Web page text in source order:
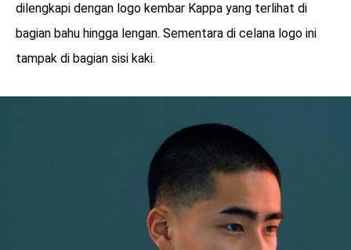
dilengkapi dengan logo kembar Kappa yang terlihat di
bagian bahu hingga lengan. Sementara di celana logo ini
tampak di bagian sisi kaki.